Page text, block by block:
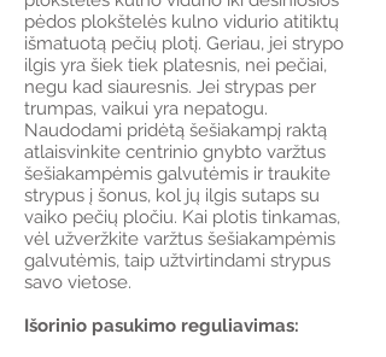
pėdos plokštelės kulno vidurio atitiktų
išmatuotą pečių plotį. Geriau, jei strypo
ilgis yra šiek tiek platesnis, nei pečiai,
negu kad siauresnis. Jei strypas per
trumpas, vaikui yra nepatogu.
Naudodami pridėtą šešiakampį raktą
atlaisvinkite centrinio gnybto varžtus
šešiakampėmis galvutėmis ir traukite
strypus į šonus, kol jų ilgis sutaps su
vaiko pečių pločiu. Kai plotis tinkamas,
vėl užveržkite varžtus šešiakampėmis
galvutėmis, taip užtvirtindami strypus
savo vietose.
Išorinio pasukimo reguliavimas: